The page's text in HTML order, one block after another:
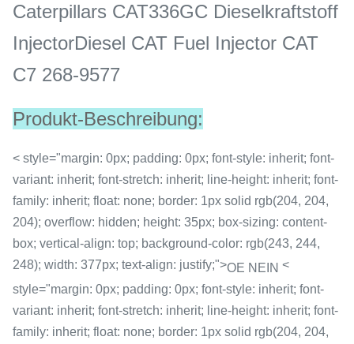
Caterpillars CAT336GC Dieselkraftstoff
InjectorDiesel CAT Fuel Injector CAT
C7 268-9577
Produkt-Beschreibung:
< style="margin: 0px; padding: 0px; font-style: inherit; font-
variant: inherit; font-stretch: inherit; line-height: inherit; font-
family: inherit; float: none; border: 1px solid rgb(204, 204,
204); overflow: hidden; height: 35px; box-sizing: content-
box; vertical-align: top; background-color: rgb(243, 244,
248); width: 377px; text-align: justify;">OE NEIN <
style="margin: 0px; padding: 0px; font-style: inherit; font-
variant: inherit; font-stretch: inherit; line-height: inherit; font-
family: inherit; float: none; border: 1px solid rgb(204, 204,